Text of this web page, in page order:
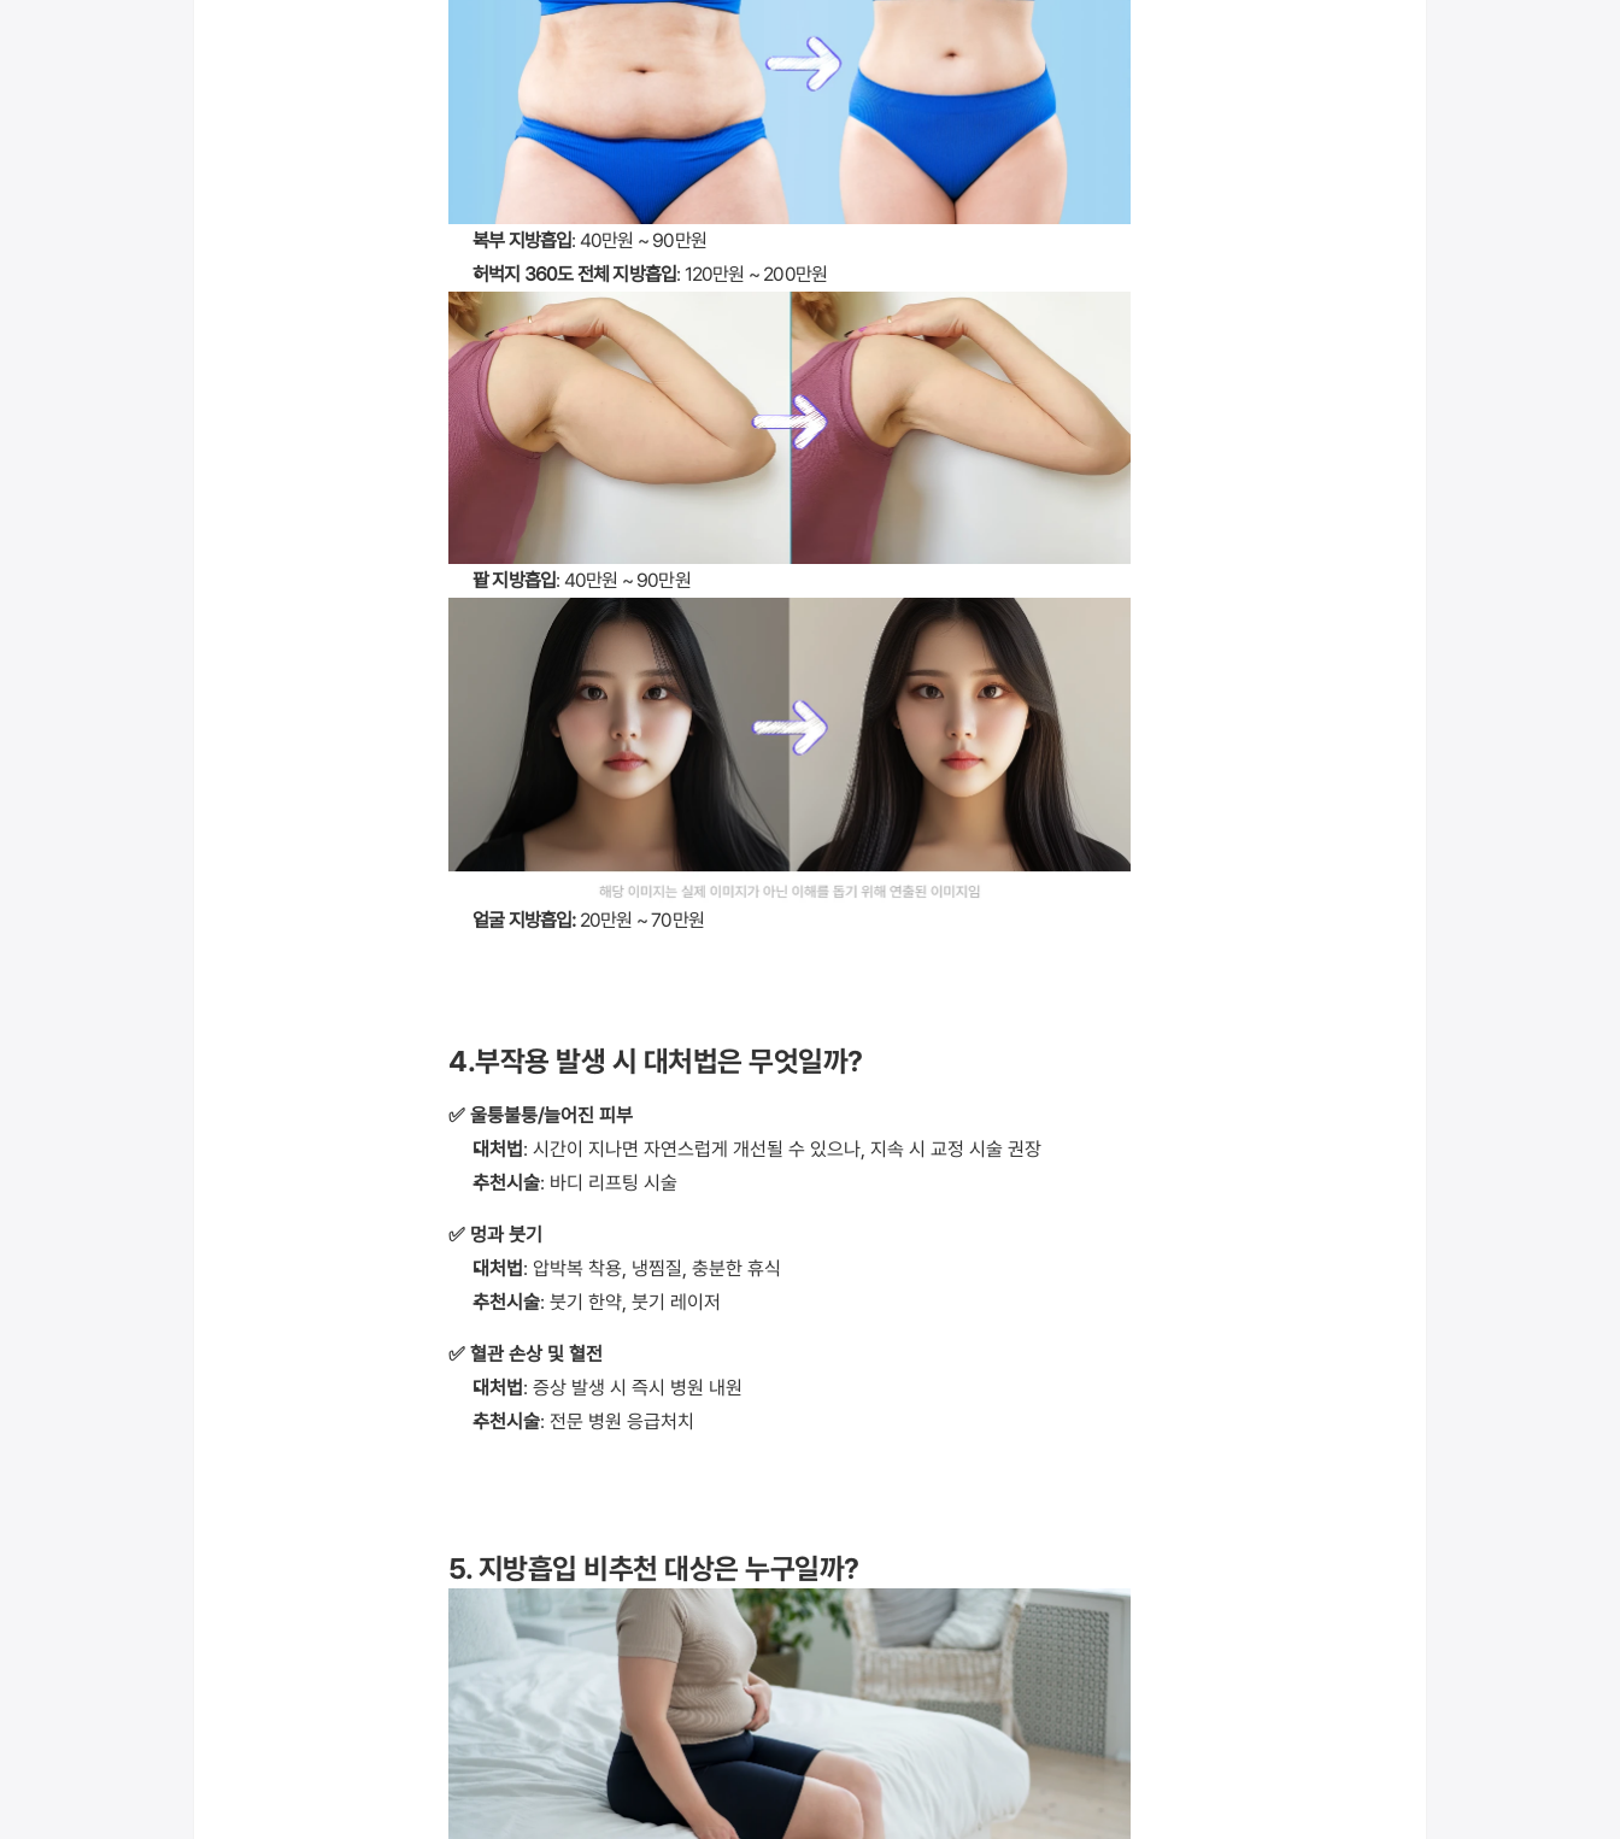
복부 지방흡입: 40만원 ~ 90만원
허벅지 360도 전체 지방흡입: 120만원 ~ 200만원
팔 지방흡입: 40만원 ~ 90만원
얼굴 지방흡입: 20만원 ~ 70만원
4.부작용 발생 시 대처법은 무엇일까?
✅ 울퉁불퉁/늘어진 피부
대처법 : 시간이 지나면 자연스럽게 개선될 수 있으나, 지속 시 교정 시술 권장
추천시술: 바디 리프팅 시술
✅ 멍과 붓기
대처법 : 압박복 착용, 냉찜질, 충분한 휴식
추천시술: 붓기 한약, 붓기 레이저
✅ 혈관 손상 및 혈전
대처법 : 증상 발생 시 즉시 병원 내원
추천시술: 전문 병원 응급처치
5. 지방흡입 비추천 대상은 누구일까?